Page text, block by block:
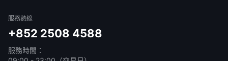
服務熱線
+852 2508 4588
服務時間：